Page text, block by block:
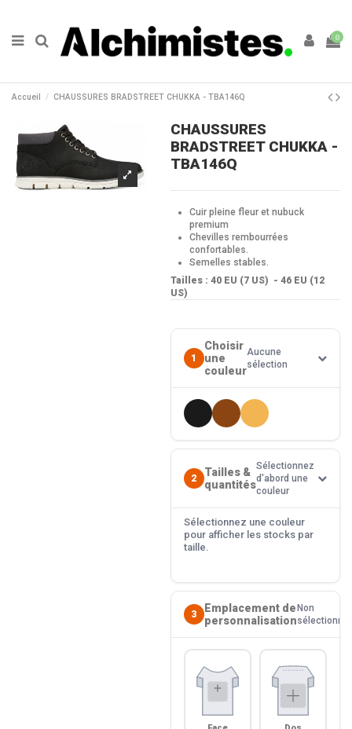
0
Accueil CHAUSSURES BRADSTREET CHUKKA - TBA146Q
CHAUSSURES
BRADSTREET CHUKKA -
TBA146Q
Cuir pleine fleur et nubuck
premium
Chevilles rembourrées
confortables.
Semelles stables.
Tailles : 40 EU (7 US) - 46 EU (12
US)
1
Choisir
une
couleur
Aucune
sélection
2
Tailles &
quantités
Sélectionnez
d'abord une
couleur
Sélectionnez une couleur
pour afficher les stocks par
taille.
3
Emplacement de
personnalisation
Non
sélectionné